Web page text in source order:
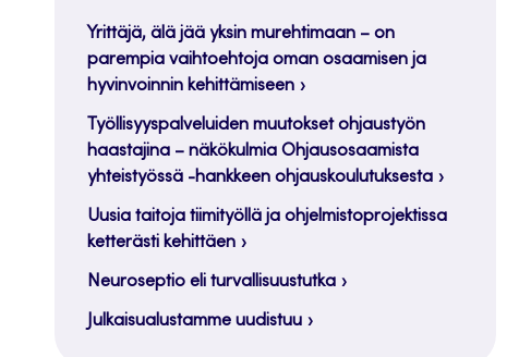
Yrittäjä, älä jää yksin murehtimaan – on
parempia vaihtoehtoja oman osaamisen ja
hyvinvoinnin kehittämiseen
Työllisyyspalveluiden muutokset ohjaustyön
haastajina – näkökulmia Ohjausosaamista
yhteistyössä -hankkeen ohjauskoulutuksesta
Uusia taitoja tiimityöllä ja ohjelmistoprojektissa
ketterästi kehittäen
Neuroseptio eli turvallisuustutka
Julkaisualustamme uudistuu